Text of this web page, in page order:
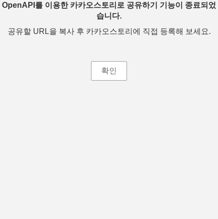
OpenAPI를 이용한 카카오스토리로 공유하기 기능이 종료되었
습니다.
공유할 URL을 복사 후 카카오스토리에 직접 등록해 보세요.
확인